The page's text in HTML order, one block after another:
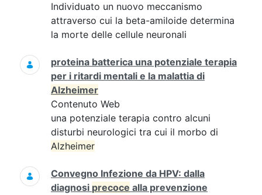
Individuato un nuovo meccanismo
attraverso cui la beta-amiloide determina
la morte delle cellule neuronali
proteina batterica una potenziale terapia
per i ritardi mentali e la malattia di
Alzheimer
Contenuto Web
una potenziale terapia contro alcuni
disturbi neurologici tra cui il morbo di
Alzheimer
Convegno Infezione da HPV: dalla
diagnosi precoce alla prevenzione